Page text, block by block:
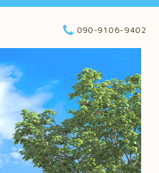
090-9106-9402